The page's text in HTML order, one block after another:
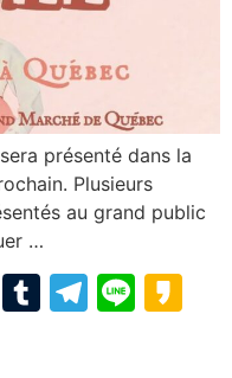
présenté dans la
Plusieurs
au grand public
…
Reddit
TumblrLine